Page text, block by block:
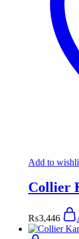
Add to
Collier
₨3,446